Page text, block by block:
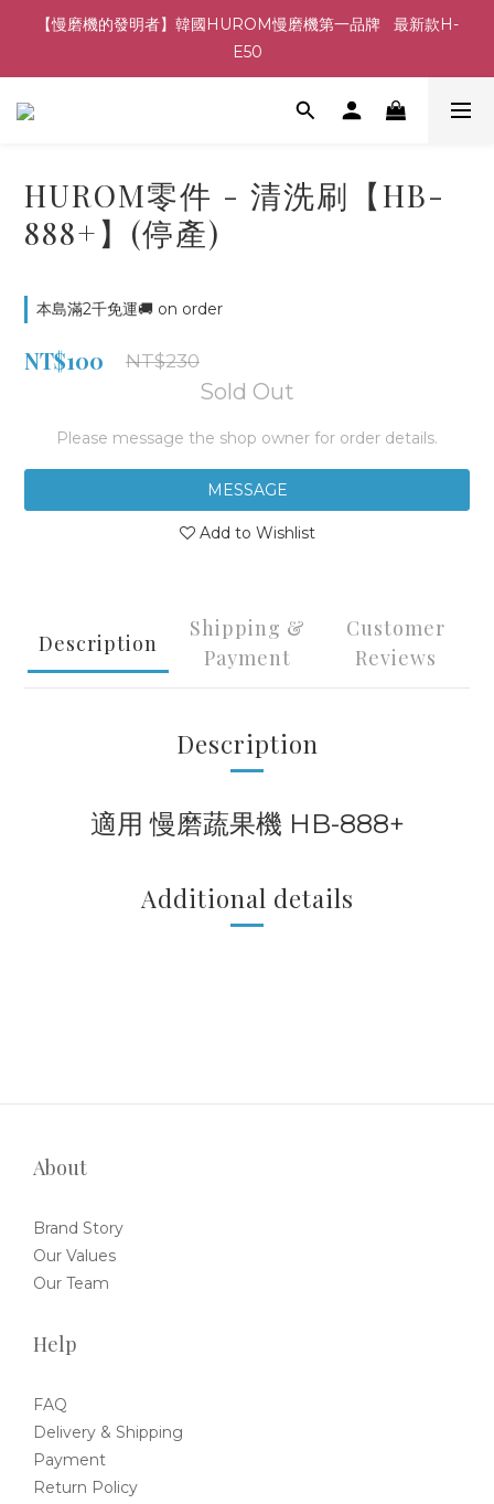
【慢磨機的發明者】韓國HUROM慢磨機第一品牌   最新款H-
E50
HUROM零件 - 清洗刷【HB-
888+】(停產)
本島滿2千免運🚚 on order
NT$100 NT$230
Sold Out
Please message the shop owner for order details.
MESSAGE
Add to Wishlist
Description
Shipping &
Payment
Customer
Reviews
Description
適用 慢磨蔬果機 HB-888+
Additional details
About
Brand Story
Our Values
Our Team
Help
FAQ
Delivery & Shipping
Payment
Return Policy